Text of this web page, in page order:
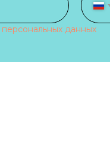
персональных данных